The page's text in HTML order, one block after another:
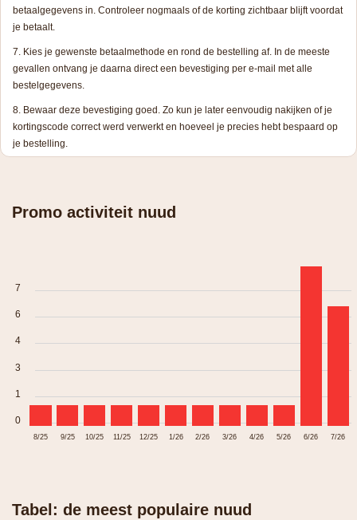
betaalgegevens in. Controleer nogmaals of de korting zichtbaar blijft voordat
je betaalt.
Kies je gewenste betaalmethode en rond de bestelling af. In de meeste
gevallen ontvang je daarna direct een bevestiging per e-mail met alle
bestelgegevens.
Bewaar deze bevestiging goed. Zo kun je later eenvoudig nakijken of je
kortingscode correct werd verwerkt en hoeveel je precies hebt bespaard op
je bestelling.
Promo activiteit nuud
7
6
4
3
1
0
8/25 9/25 10/25 11/25 12/25 1/26 2/26 3/26 4/26 5/26 6/26 7/26
Tabel: de meest populaire nuud